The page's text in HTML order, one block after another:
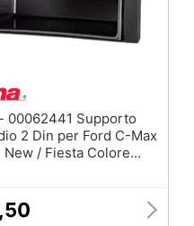
2 Din per Ford C-Max
New / Fiesta Colore